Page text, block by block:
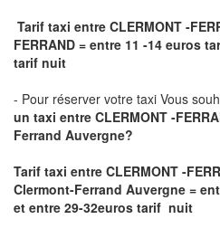
Tarif taxi entre CLERMONT -
FERRAND = entre 11 -14 euros
tarif nuit
- Pour réserver votre taxi Vous
un taxi entre CLERMONT -
Ferrand Auvergne?
Tarif taxi entre CLERMONT -
Clermont-Ferrand Auvergne =
et entre 29-32euros tarif nuit